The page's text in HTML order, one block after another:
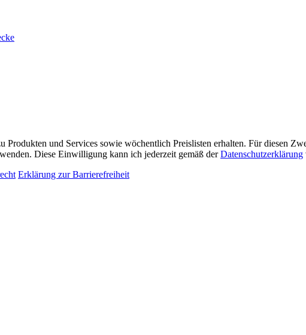
Produkten und Services sowie wöchentlich Preislisten erhalten. Für diesen
Diese Einwilligung kann ich jederzeit gemäß derDatenschutzerklärung
Erklärung zur Barrierefreiheit